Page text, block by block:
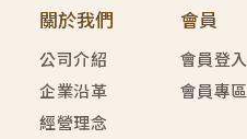
關於我們
公司介紹
企業沿革
經營理念
會員
會員登入
會員專區